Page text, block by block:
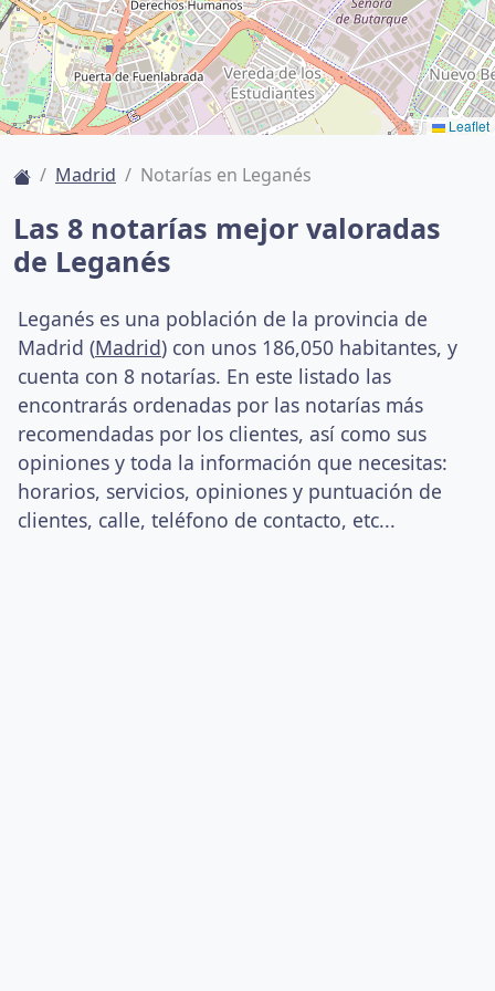
Leaflet
Madrid Notarías en Leganés
Las 8 notarías mejor valoradas
de Leganés
Leganés es una población de la provincia de
Madrid (Madrid) con unos 186,050 habitantes, y
cuenta con 8 notarías. En este listado las
encontrarás ordenadas por las notarías más
recomendadas por los clientes, así como sus
opiniones y toda la información que necesitas:
horarios, servicios, opiniones y puntuación de
clientes, calle, teléfono de contacto, etc...